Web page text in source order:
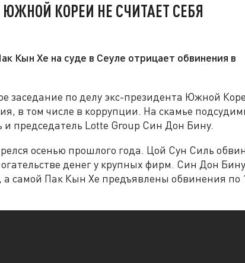
КОРЕИ НЕ СЧИТАЕТ СЕБЯ
Кын Хе на суде в Сеуле отрицает обвинения в
заседание по делу экс-президента Южной
в том числе в коррупции. На скамье
председатель Lotte Group Син Дон Бину.
осенью прошлого года. Цой Сун Силь
денег у крупных фирм. Син Дон Бину
а самой Пак Кын Хе предъявлены обвинения по